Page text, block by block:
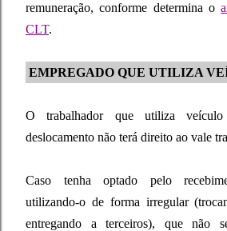
remuneração, conforme determina o
CLT.
EMPREGADO QUE UTILIZA
O trabalhador que utiliza
deslocamento não terá direito ao vale
Caso tenha optado pelo
utilizando-o de forma irregular
entregando a terceiros), que não